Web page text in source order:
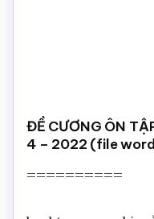
ĐỀ CƯƠNG ÔN
4 – 2022 (file
==========